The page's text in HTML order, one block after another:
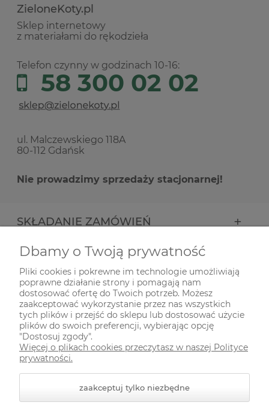
ZieloneKoty.pl
Sklep internetowy
z materiałami do rękodzieła
Telefon czynny w godzinach 10-16:
58 300 02 02
ul. Malczewskiego 118A
80-112 Gdańsk
Nie prowadzimy sprzedaży stacjonarnej!
SKŁADANIE ZAMÓWIEŃ
INFORMACJE
ODWIEDŹ NAS NA
Dbamy o Twoją prywatność
Pliki cookies i pokrewne im technologie umożliwiają
poprawne działanie strony i pomagają nam
dostosować ofertę do Twoich potrzeb. Możesz
zaakceptować wykorzystanie przez nas wszystkich
tych plików i przejść do sklepu lub dostosować użycie
plików do swoich preferencji, wybierając opcję
"Dostosuj zgody".
Więcej o plikach cookies przeczytasz w naszej Polityce
prywatności.
zaakceptuj tylko niezbędne